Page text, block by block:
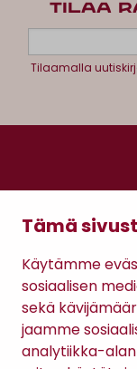
Tämä
Käytämme
sosiaalisen
sekä
jaamme
analytiikka-
TILAA
Tilaamalla